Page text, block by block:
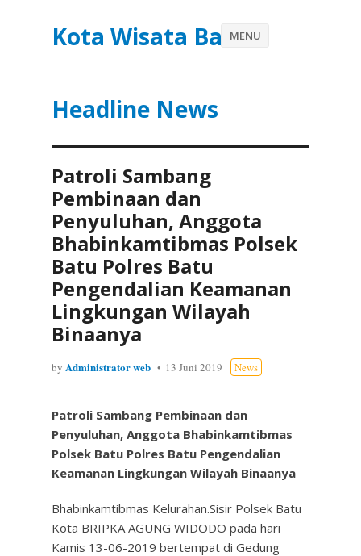
Kota Wisata Batu
Headline News
MENU
Patroli Sambang
Pembinaan dan
Penyuluhan, Anggota
Bhabinkamtibmas Polsek
Batu Polres Batu
Pengendalian Keamanan
Lingkungan Wilayah
Binaanya
by Administrator web 13 Juni 2019 News
Patroli Sambang Pembinaan dan
Penyuluhan, Anggota Bhabinkamtibmas
Polsek Batu Polres Batu Pengendalian
Keamanan Lingkungan Wilayah Binaanya
Bhabinkamtibmas Kelurahan.Sisir Polsek Batu
Kota BRIPKA AGUNG WIDODO pada hari
Kamis 13-06-2019 bertempat di Gedung